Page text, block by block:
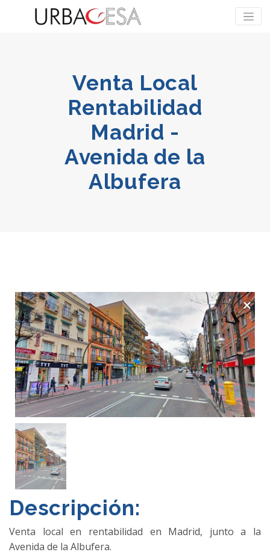
Venta Local
Rentabilidad
Madrid -
Avenida de la
Albufera
×
Descripción:
Venta local en rentabilidad en Madrid, junto a la
Avenida de la Albufera.